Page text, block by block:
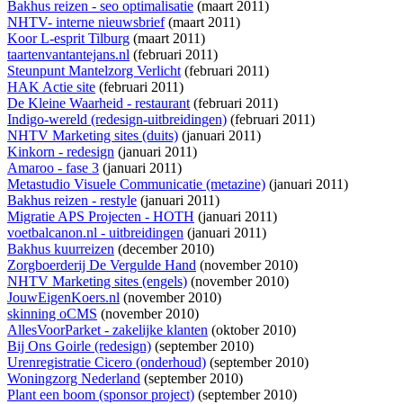
Bakhus reizen - seo optimalisatie (maart 2011)
NHTV- interne nieuwsbrief(maart 2011)
Koor L-esprit Tilburg (maart 2011)
taartenvantantejans.nl (februari 2011)
Steunpunt Mantelzorg Verlicht(februari 2011)
HAK Actie site (februari 2011)
De Kleine Waarheid - restaurant(februari 2011)
Indigo-wereld (redesign-uitbreidingen) (februari 2011)
NHTV Marketing sites (duits) (januari 2011)
Kinkorn - redesign (januari 2011)
Amaroo - fase 3 (januari 2011)
Metastudio Visuele Communicatie (metazine) (januari 2011)
Bakhus reizen - restyle (januari 2011)
Migratie APS Projecten - HOTH (januari 2011)
voetbalcanon.nl - uitbreidingen (januari 2011)
Bakhus kuurreizen (december 2010)
Zorgboerderij De Vergulde Hand (november 2010)
NHTV Marketing sites (engels) (november 2010)
JouwEigenKoers.nl (november 2010)
skinning oCMS (november 2010)
AllesVoorParket - zakelijke klanten (oktober 2010)
Bij Ons Goirle (redesign) (september 2010)
Urenregistratie Cicero (onderhoud) (september 2010)
Woningzorg Nederland (september 2010)
Plant een boom (sponsor project) (september 2010)